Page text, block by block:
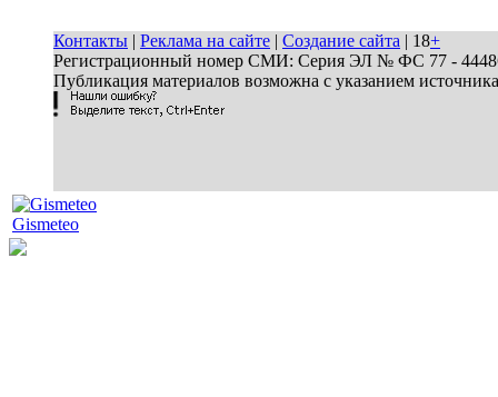
Контакты | Реклама на сайте | Создание сайта | 18+
Регистрационный номер СМИ: Серия ЭЛ № ФС 77 - 44486
Публикация материалов возможна с указанием
Gismeteo